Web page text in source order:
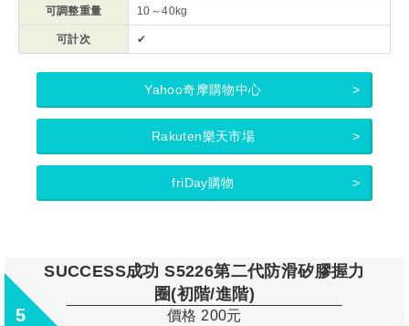
可調整重量 10～40kg
可計次 ✔
Yahoo奇摩購物中心
Rakuten樂天市場
friDay購物
5
SUCCESS成功 S5226第二代防滑矽膠握力
圈(初階/進階)
價格 200元